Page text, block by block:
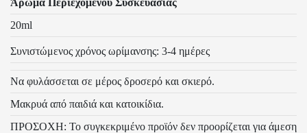
20ml
Συνιστώμενος χρόνος ωρίμανσης: 3-4 ημέρες
Να φυλάσσεται σε μέρος δροσερό και σκιερό.
Μακρυά από παιδιά και κατοικίδια.
ΠΡΟΣΟΧΗ: Το συγκεκριμένο προϊόν δεν προορίζεται για άμεση